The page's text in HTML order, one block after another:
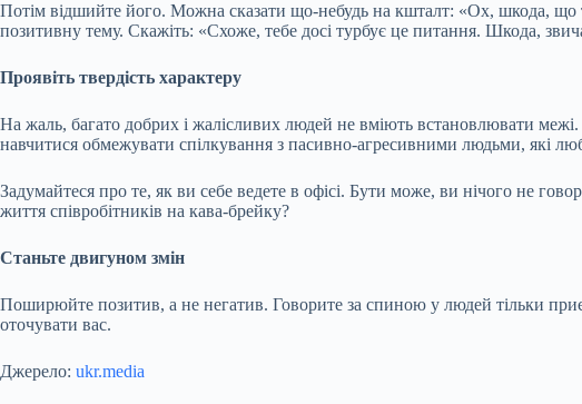
Потім відшийте його. Можна сказати що-небудь на кшталт: «Ох, шкода, що
позитивну тему. Скажіть: «Схоже, тебе досі турбує це питання. Шкода,
Проявіть твердість характеру
На жаль, багато добрих і жалісливих людей не вміють встановлювати
навчитися обмежувати спілкування з пасивно-агресивними людьми, які
Задумайтеся про те, як ви себе ведете в офісі. Бути може, ви нічого не
життя співробітників на кава-брейку?
Станьте двигуном змін
Поширюйте позитив, а не негатив. Говорите за спиною у людей тільки
оточувати вас.
Джерело: ukr.media